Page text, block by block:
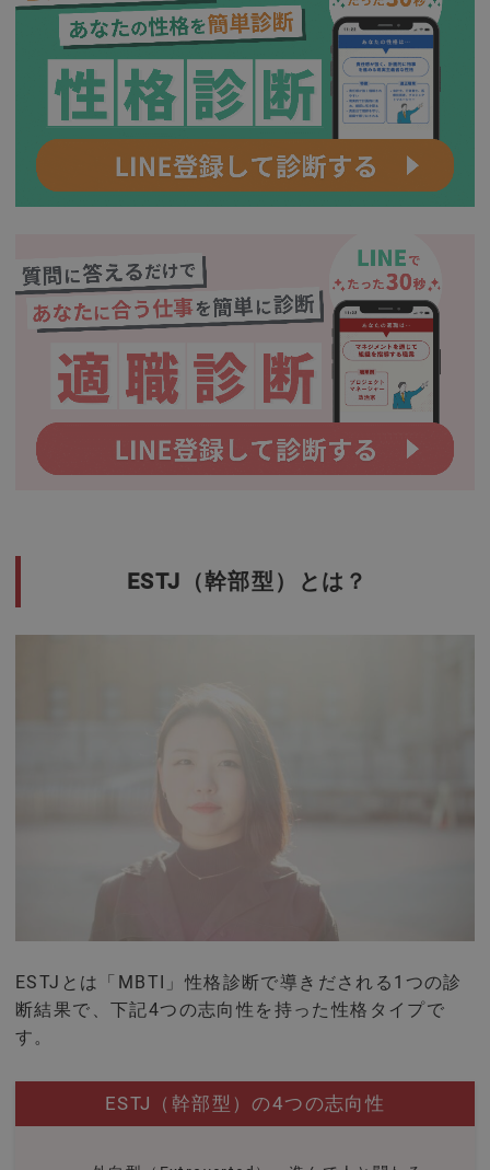
ESTJ（幹部型）とは？
ESTJとは「MBTI」性格診断で導きだされる1つの診
断結果で、下記4つの志向性を持った性格タイプで
す。
ESTJ（幹部型）の4つの志向性